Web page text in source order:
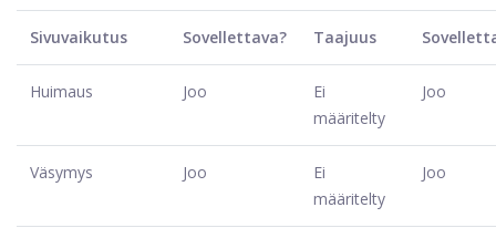
Sivuvaikutus Sovellettava? Taajuus
Huimaus Joo
Ei
määritelty
Joo
Väsymys Joo
Ei
määritelty
Joo